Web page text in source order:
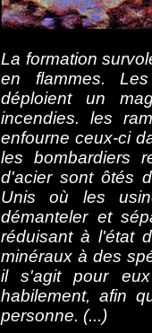
La formation
en flammes.
déploient un
incendies. les
enfourne ceux-ci
les bombardiers
d'acier sont ôtés
Unis où les
démanteler et
réduisant à l'état
minéraux à des
il s'agit pour
habilement, afin
personne. (...)